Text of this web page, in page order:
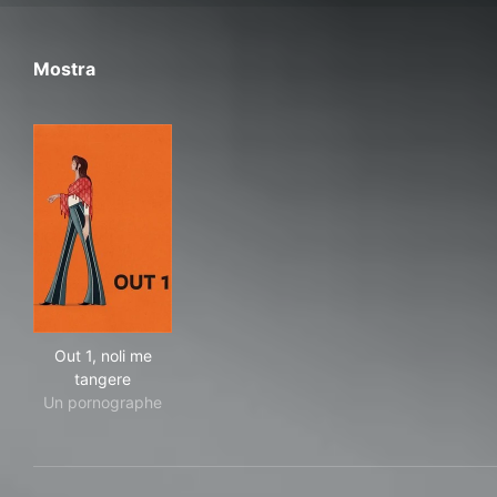
Mostra
Out 1, noli me
tangere
Un pornographe